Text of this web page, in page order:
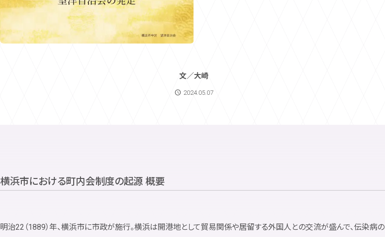
文／大崎
2024.05.07
横浜市における町内会制度の起源 概要
明治22（1889）年、横浜市に市政が施行。横浜は開港地として貿易関係や居留する外国人との交流が盛んで、伝染病の